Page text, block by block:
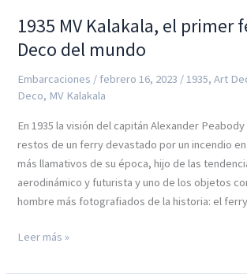
1935 MV Kalakala, el primer
Deco del mundo
Embarcaciones / febrero 16, 2023 /1935,Art
Deco, MV Kalakala
En 1935 la visión del capitán Alexander
restos de un ferry devastado por un incendio
más llamativos de su época, hijo de las
aerodinámico y futurista y uno de los objetos
hombre más fotografiados de la historia: el ferry
1935
Leer más »